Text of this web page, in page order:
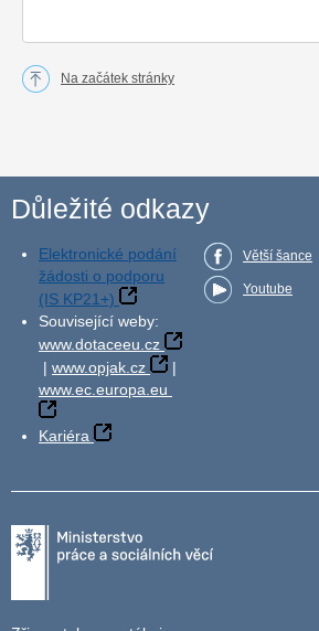
Na začátek stránky
Důležité odkazy
Elektronické podání
žádosti o podporu
(IS KP21+)
Související weby:
www.dotaceeu.cz
| www.opjak.cz
|
www.ec.europa.eu
Kariéra
Větší šance
Youtube